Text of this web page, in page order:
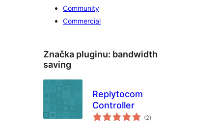
Community
Commercial
Značka pluginu: bandwidth
saving
Replytocom
Controller
(2celkové
hodnotenie
)